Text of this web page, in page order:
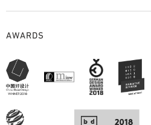
AWARDS